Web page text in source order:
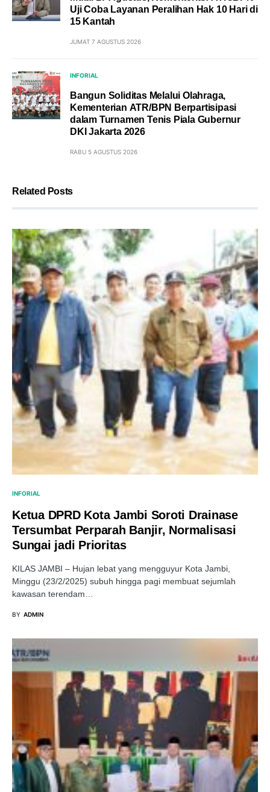
Uji Coba Layanan Peralihan Hak 10 Hari di
15 Kantah
JUMAT 7 AGUSTUS 2026
INFORIAL
Bangun Soliditas Melalui Olahraga,
Kementerian ATR/BPN Berpartisipasi
dalam Turnamen Tenis Piala Gubernur
DKI Jakarta 2026
RABU 5 AGUSTUS 2026
Related Posts
INFORIAL
Ketua DPRD Kota Jambi Soroti Drainase
Tersumbat Perparah Banjir, Normalisasi
Sungai jadi Prioritas
KILAS JAMBI – Hujan lebat yang mengguyur Kota Jambi,
Minggu (23/2/2025) subuh hingga pagi membuat sejumlah
kawasan terendam…
BY ADMIN